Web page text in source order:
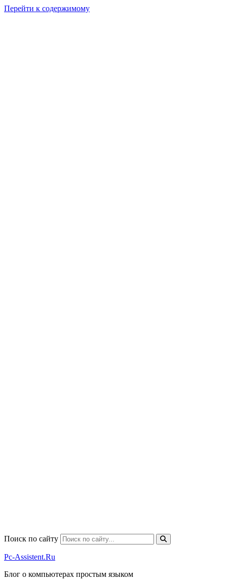
Перейти к содержимому
Поиск по сайту
Pc-Assistent.Ru
Блог о компьютерах простым языком